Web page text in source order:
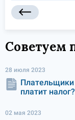
Советуем
28 июля 2023
Плательщики
платит налог?
02 мая 2023